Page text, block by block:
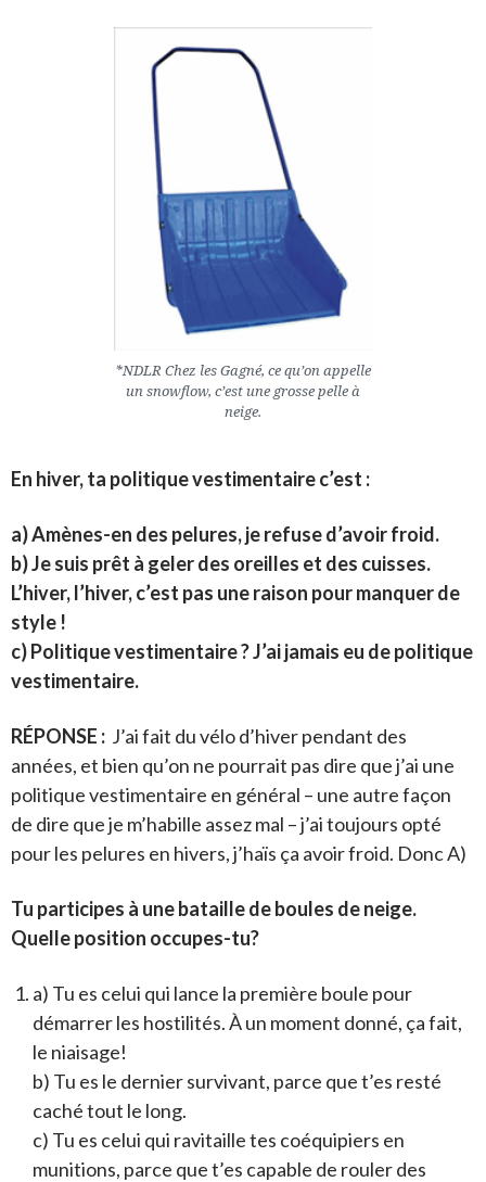
*NDLR Chez les Gagné, ce qu’on appelle
un snowflow, c’est une grosse pelle à
neige.
En hiver, ta politique vestimentaire c’est :
a) Amènes-en des pelures, je refuse d’avoir froid.
b) Je suis prêt à geler des oreilles et des cuisses.
L’hiver, l’hiver, c’est pas une raison pour manquer de
style !
c) Politique vestimentaire ? J’ai jamais eu de politique
vestimentaire.
RÉPONSE : J’ai fait du vélo d’hiver pendant des
années, et bien qu’on ne pourrait pas dire que j’ai une
politique vestimentaire en général – une autre façon
de dire que je m’habille assez mal – j’ai toujours opté
pour les pelures en hivers, j’haïs ça avoir froid. Donc A)
Tu participes à une bataille de boules de neige.
Quelle position occupes-tu?
a) Tu es celui qui lance la première boule pour
démarrer les hostilités. À un moment donné, ça fait,
le niaisage!
b) Tu es le dernier survivant, parce que t’es resté
caché tout le long.
c) Tu es celui qui ravitaille tes coéquipiers en
munitions, parce que t’es capable de rouler des